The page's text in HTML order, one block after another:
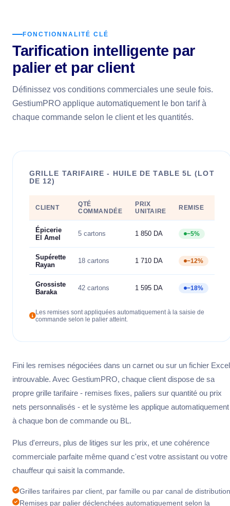
FONCTIONNALITÉ CLÉ
Tarification intelligente par
palier et par client
Définissez vos conditions commerciales une seule fois.
GestiumPRO applique automatiquement le bon tarif à
chaque commande selon le client et les quantités.
GRILLE TARIFAIRE - HUILE DE TABLE 5L (LOT
DE 12)
CLIENT
QTÉ
COMMANDÉE
PRIX
UNITAIRE
REMISE
Épicerie
El Amel
5 cartons 1 850 DA −5%
Supérette
Rayan
18 cartons 1 710 DA −12%
Grossiste
Baraka
42 cartons 1 595 DA −18%
Les remises sont appliquées automatiquement à la saisie de
commande selon le palier atteint.
Fini les remises négociées dans un carnet ou sur un fichier Excel
introuvable. Avec GestiumPRO, chaque client dispose de sa
propre grille tarifaire - remises fixes, paliers sur quantité ou prix
nets personnalisés - et le système les applique automatiquement
à chaque bon de commande ou BL.
Plus d'erreurs, plus de litiges sur les prix, et une cohérence
commerciale parfaite même quand c'est votre assistant ou votre
chauffeur qui saisit la commande.
Grilles tarifaires par client, par famille ou par canal de distribution
Remises par palier déclenchées automatiquement selon la